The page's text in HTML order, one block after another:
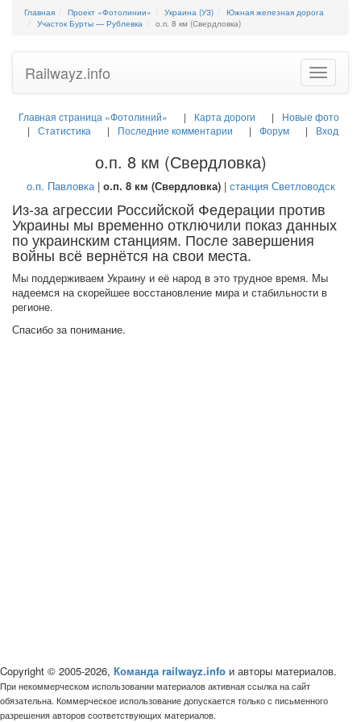
Главная Проект «Фотолинии» Украина (УЗ)
Южная железная дорога
Участок Бурты — Рублевка
о.п. 8 км (Свердловка)
Toggle
Railwayz.info
Главная страница «Фотолиний» Карта дороги
Новые фото
Статистика
Последние комментарии Форум Вход
о.п. 8 км (Свердловка)
о.п. Павловка| о.п. 8 км (Свердловка)| станция Светловодск
Из-за агрессии Российской Федерации против
Украины мы временно отключили показ данных
по украинским станциям. После завершения
войны всё вернётся на свои места.
Мы поддерживаем Украину и её народ в это трудное время. Мы
надеемся на скорейшее восстановление мира и стабильности в
регионе.
Спасибо за понимание.
Copyright © 2005-2026, Команда railwayz.info и авторы материалов.
При некоммерческом использовании материалов активная ссылка на сайт
обязательна. Коммерческое использование допускается только с письменного
разрешения авторов соответствующих материалов.